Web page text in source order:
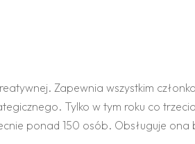
Zapewnia wszystkim
Tylko w tym roku co
ponad 150 osób. Obsługuje ona